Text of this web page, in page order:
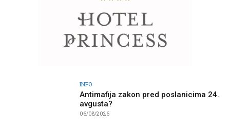
INFO
Antimafija zakon pred poslanicima 24.
avgusta?
06/08/2026